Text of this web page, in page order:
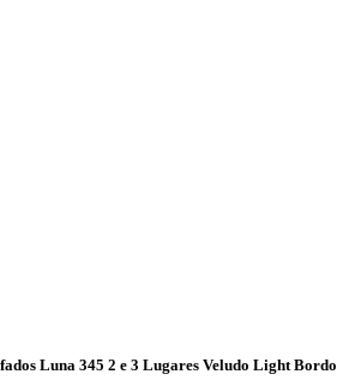
Luna 345 2 e 3 Lugares Veludo Light Bordo